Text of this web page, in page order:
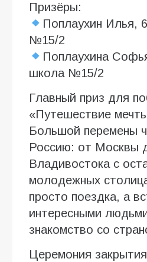
Призёры:
Поплаухин Илья,
№15/2
Поплаухина
школа №15/2
Главный приз для
«Путешествие
Большой перемены
Россию: от Москвы
Владивостока с
молодежных
просто поездка, а
интересными
знакомство со
Церемония